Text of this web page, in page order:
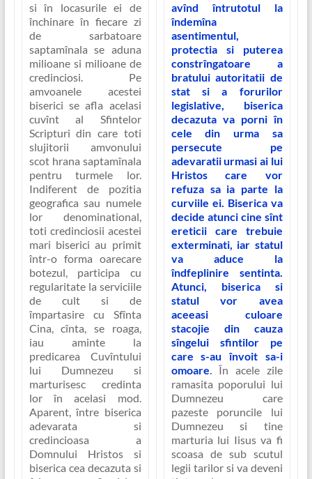
si în locasurile ei de
închinare în fiecare zi
de sarbatoare
saptamînala se aduna
milioane si milioane de
credinciosi. Pe
amvoanele acestei
biserici se afla acelasi
cuvînt al Sfintelor
Scripturi din care toti
slujitorii amvonului
scot hrana saptamînala
pentru turmele lor.
Indiferent de pozitia
geografica sau numele
lor denominational,
toti credinciosii acestei
mari biserici au primit
într-o forma oarecare
botezul, participa cu
regularitate la serviciile
de cult si de
împartasire cu Sfînta
Cina, cînta, se roaga,
iau aminte la
predicarea Cuvîntului
lui Dumnezeu si
marturisesc credinta
lor în acelasi mod.
Aparent, între biserica
adevarata si
credincioasa a
Domnului Hristos si
biserica cea decazuta si
avînd întrutotul la
îndemîna
asentimentul,
protectia si puterea
constrîngatoare a
bratului autoritatii de
stat si a forurilor
legislative, biserica
decazuta va porni în
cele din urma sa
persecute pe
adevaratii urmasi ai lui
Hristos care vor
refuza sa ia parte la
curviile ei. Biserica va
decide atunci cine sînt
ereticii care trebuie
exterminati, iar statul
va aduce la
îndfeplinire sentinta.
Atunci, biserica si
statul vor avea
aceeasi culoare
stacojie din cauza
sîngelui sfintilor pe
care s-au învoit sa-i
omoare.În acele zile
ramasita poporului lui
Dumnezeu care
pazeste poruncile lui
Dumnezeu si tine
marturia lui Iisus va fi
scoasa de sub scutul
legii tarilor si va deveni